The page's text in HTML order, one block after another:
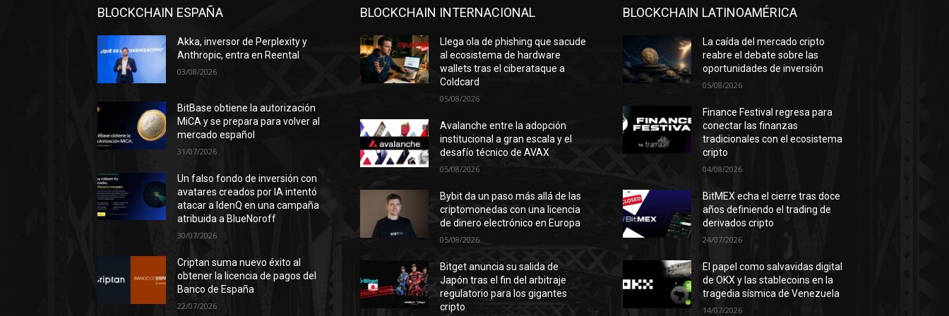
BLOCKCHAIN ESPAÑA
Akka, inversor de Perplexity y
Anthropic, entra en Reental
03/08/2026
BitBase obtiene la autorización
MiCA y se prepara para volver al
mercado español
31/07/2026
Un falso fondo de inversión con
avatares creados por IA intentó
atacar a IdenQ en una campaña
atribuida a BlueNoroff
30/07/2026
Criptan suma nuevo éxito al
obtener la licencia de pagos del
Banco de España
22/07/2026
BLOCKCHAIN INTERNACIONAL
Llega ola de phishing que sacude
al ecosistema de hardware
wallets tras el ciberataque a
Coldcard
05/08/2026
Avalanche entre la adopción
institucional a gran escala y el
desafío técnico de AVAX
05/08/2026
Bybit da un paso más allá de las
criptomonedas con una licencia
de dinero electrónico en Europa
05/08/2026
Bitget anuncia su salida de
Japón tras el fin del arbitraje
regulatorio para los gigantes
cripto
BLOCKCHAIN LATINOAMÉRICA
La caída del mercado cripto
reabre el debate sobre las
oportunidades de inversión
05/08/2026
Finance Festival regresa para
conectar las finanzas
tradicionales con el ecosistema
cripto
04/08/2026
BitMEX echa el cierre tras doce
años definiendo el trading de
derivados cripto
24/07/2026
El papel como salvavidas digital
de OKX y las stablecoins en la
tragedia sísmica de Venezuela
14/07/2026